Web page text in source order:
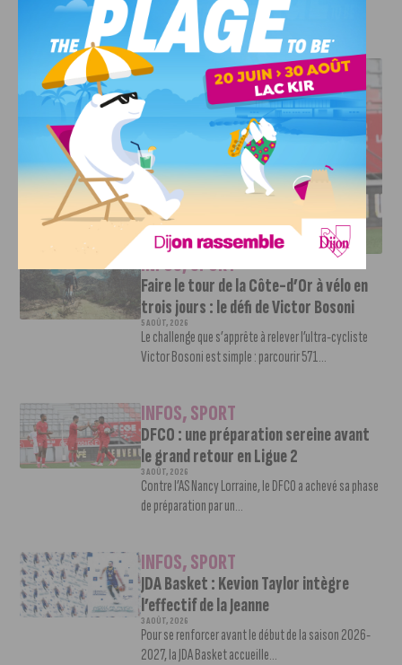
J'AIME LE DFCO
DFCO : UNE PRÉPARATION SEREINE AVANT LE GRAND
RETOUR EN LIGUE 2
INFOS,SPORT
Faire le tour de la Côte-d’Or à vélo en
trois jours : le défi de Victor Bosoni
5 AOÛT, 2026
Le challenge que s’apprête à relever l’ultra-cycliste
Victor Bosoni est simple : parcourir 571...
INFOS,SPORT
DFCO : une préparation sereine avant
le grand retour en Ligue 2
3 AOÛT, 2026
Contre l’AS Nancy Lorraine, le DFCO a achevé sa phase
de préparation par un...
INFOS,SPORT
JDA Basket : Kevion Taylor intègre
l’effectif de la Jeanne
3 AOÛT, 2026
Pour se renforcer avant le début de la saison 2026-
2027, la JDA Basket accueille...